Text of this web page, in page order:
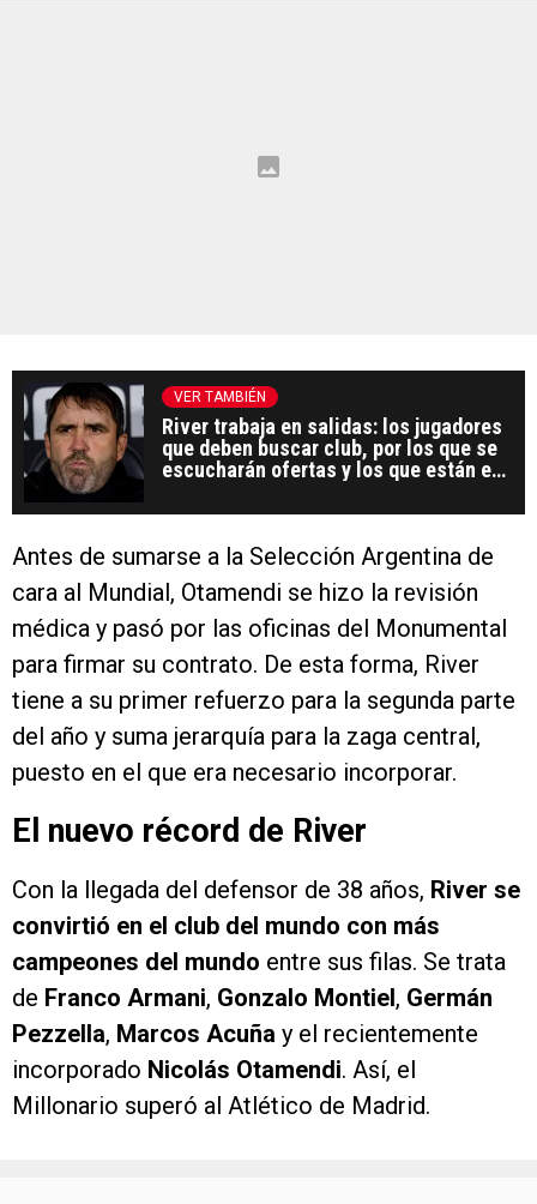
VER TAMBIÉN
River trabaja en salidas: los jugadores
que deben buscar club, por los que se
escucharán ofertas y los que están en
Antes de sumarse a la Selección Argentina de
cara al Mundial, Otamendi se hizo la revisión
médica y pasó por las oficinas del Monumental
para firmar su contrato. De esta forma, River
tiene a su primer refuerzo para la segunda parte
del año y suma jerarquía para la zaga central,
puesto en el que era necesario incorporar.
El nuevo récord de River
Con la llegada del defensor de 38 años, River se
convirtió en el club del mundo con más
campeones del mundo entre sus filas. Se trata
de Franco Armani, Gonzalo Montiel , Germán
Pezzella, Marcos Acuña y el recientemente
incorporado Nicolás Otamendi. Así, el
Millonario superó al Atlético de Madrid.